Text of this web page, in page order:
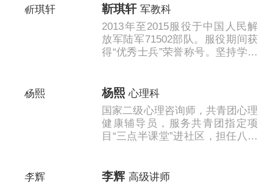
直......
靳琪轩 军教科
2013年至2015服役于中国人民解
放军陆军71502部队。服役期间获
得“优秀士兵”荣誉称号。坚持学校
上......
杨熙 心理科
国家二级心理咨询师，共青团心理
健康辅导员，服务共青团指定项
目“三点半课堂”进社区，担任八方
堂开放进校......
李辉 高级讲师